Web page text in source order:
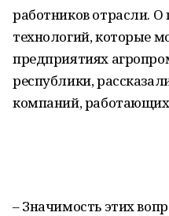
работников отрасли.
технологий, которые
предприятиях
республики,
компаний, работающих
– Значимость этих